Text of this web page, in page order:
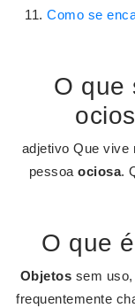
Como se
O que
adjetivo Que vive
pessoa ociosa.
O que
Objetos sem
frequentemente